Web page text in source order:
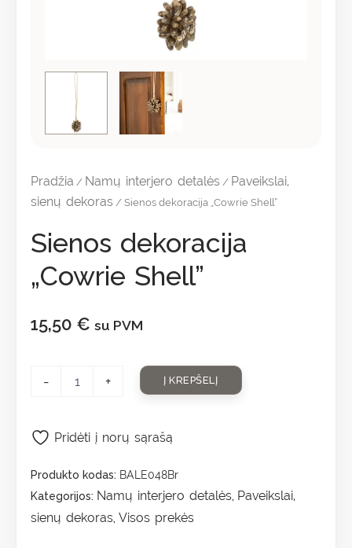
Pradžia / Namų interjero detalės / Paveikslai,
sienų dekoras / Sienos dekoracija „Cowrie Shell”
Sienos dekoracija
„Cowrie Shell”
15,50 € su PVM
- + Į KREPŠELĮ
Produkto kodas: BALE048Br
Kategorijos: Namų interjero detalės, Paveikslai,
sienų dekoras, Visos prekės
Pridėti į norų sąrašą